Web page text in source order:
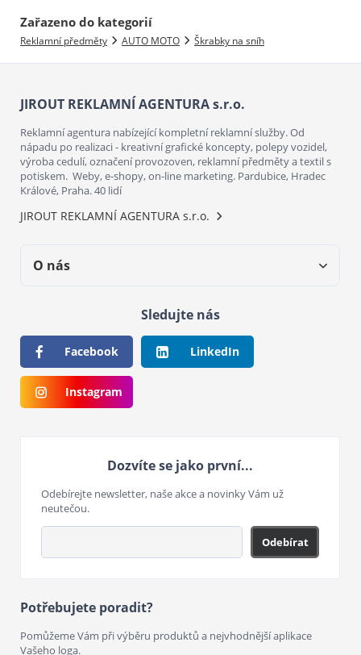
Zařazeno do kategorií
Reklamní předměty AUTO MOTO Škrabky na sníh
JIROUT REKLAMNÍ AGENTURA s.r.o.
Reklamní agentura nabízející kompletní reklamní služby. Od
nápadu po realizaci - kreativní grafické koncepty, polepy vozidel,
výroba cedulí, označení provozoven, reklamní předměty a textil s
potiskem. Weby, e-shopy, on-line marketing. Pardubice, Hradec
Králové, Praha. 40 lidí
JIROUT REKLAMNÍ AGENTURA s.r.o.
O nás
Sledujte nás
Facebook LinkedIn
Instagram
Dozvíte se jako první...
Odebírejte newsletter, naše akce a novinky Vám už
neutečou.
Odebírat
Potřebujete poradit?
Pomůžeme Vám při výběru produktů a nejvhodnější aplikace
Vašeho loga.